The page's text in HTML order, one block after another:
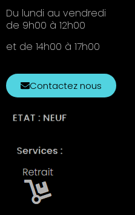
Du lundi au vendredi
de 9h00 à 12h00
et de 14h00 à 17h00
Contactez nous